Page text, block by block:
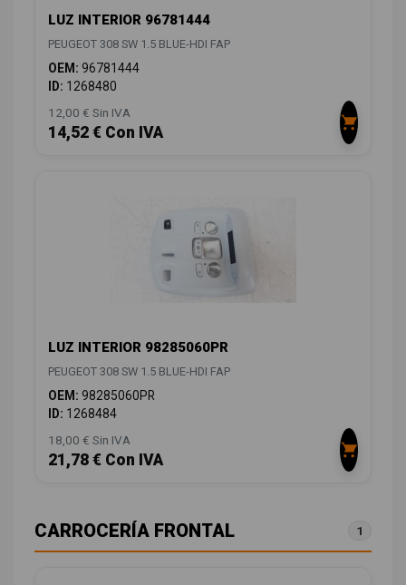
LUZ INTERIOR 96781444
PEUGEOT 308 SW 1.5 BLUE-HDI FAP
OEM: 96781444
ID: 1268480
12,00 € Sin IVA
14,52 € Con IVA
LUZ INTERIOR 98285060PR
PEUGEOT 308 SW 1.5 BLUE-HDI FAP
OEM: 98285060PR
ID: 1268484
18,00 € Sin IVA
21,78 € Con IVA
CARROCERÍA FRONTAL 1